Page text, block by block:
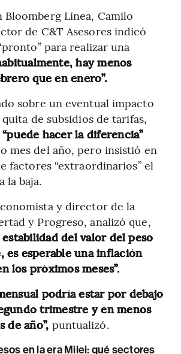
Bloomberg Línea, Camilo
de C&T Asesores indicó
para realizar una
hay menos
que en enero”.
sobre un eventual impacto
de subsidios de tarifas,
“puede hacer la diferencia”
mes del año, pero insistió en
factores “extraordinarios” el
la baja.
y director de la
y Progreso, analizó que,
estabilidad del valor del peso
es esperable una inflación
los próximos meses”.
podría estar por debajo
trimestre y en menos
de año”, puntualizó.
en la era Milei: qué sectores